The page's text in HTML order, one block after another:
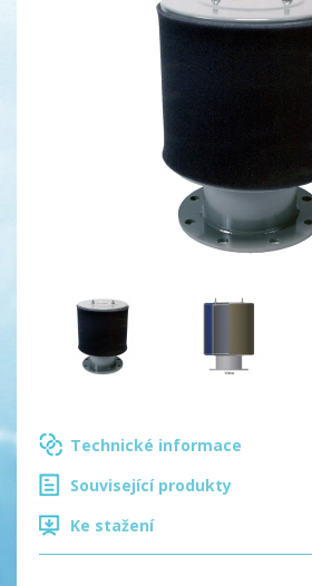
Technické informace
Související produkty
Ke stažení